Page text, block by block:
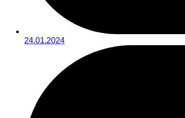
24.01.2024